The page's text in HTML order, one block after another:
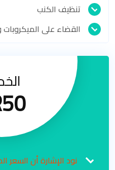
تنظيف الكنب
القضاء على الميكروبات
نود الإشارة أن السعر